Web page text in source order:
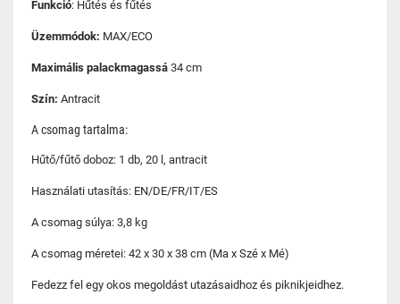
Funkció: Hűtés és fűtés
Üzemmódok: MAX/ECO
Maximális palackmagassá 34 cm
Szín: Antracit
A csomag tartalma:
Hűtő/fűtő doboz: 1 db, 20 l, antracit
Használati utasítás: EN/DE/FR/IT/ES
A csomag súlya: 3,8 kg
A csomag méretei: 42 x 30 x 38 cm (Ma x Szé x Mé)
Fedezz fel egy okos megoldást utazásaidhoz és piknikjeidhez.